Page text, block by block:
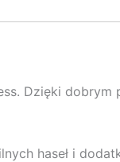
Dzięki dobrym
haseł i